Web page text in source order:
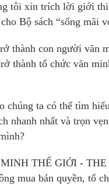
tôi xin trích lời giới
Bộ sách “sống mãi
thành con người văn
thành tổ chức văn
chúng ta có thể tìm
nhanh nhất và trọn
THẾ GIỚI -
mua bản quyền, tổ